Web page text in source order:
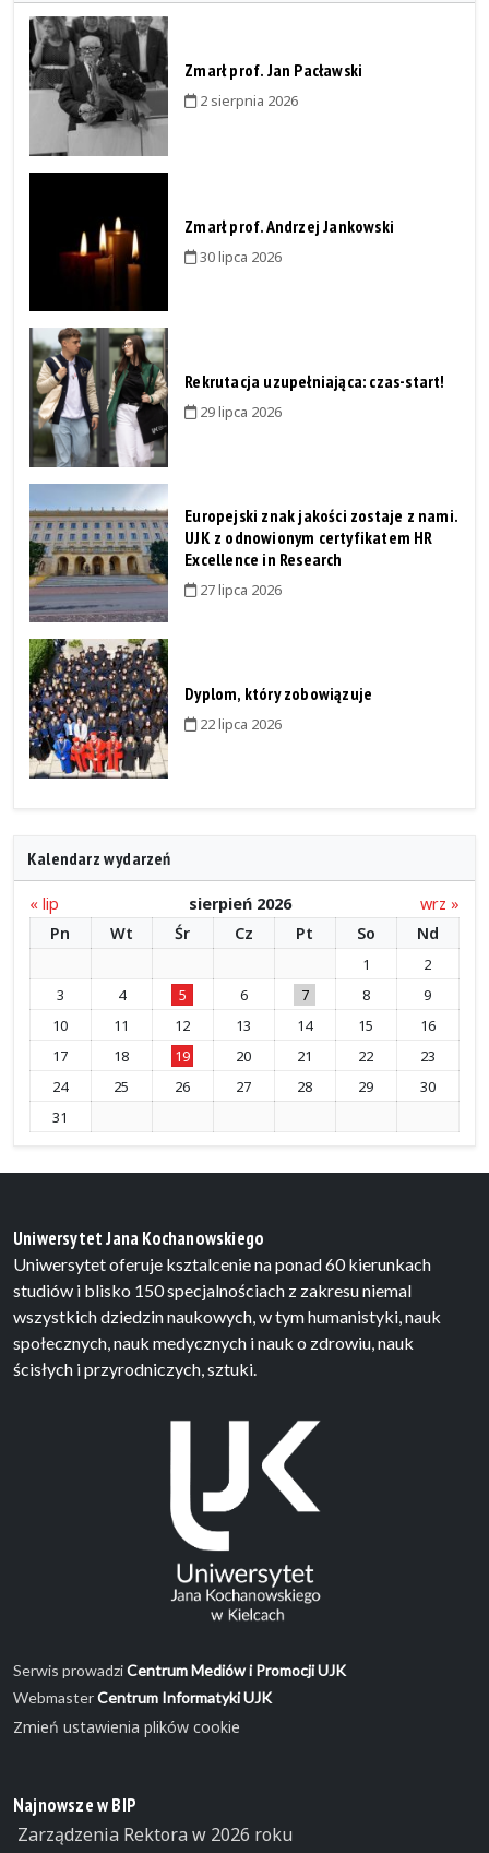
Zmarł prof. Jan Pacławski
2 sierpnia 2026
Zmarł prof. Andrzej Jankowski
30 lipca 2026
Rekrutacja uzupełniająca: czas-start!
29 lipca 2026
Europejski znak jakości zostaje z nami.
UJK z odnowionym certyfikatem HR
Excellence in Research
27 lipca 2026
Dyplom, który zobowiązuje
22 lipca 2026
Kalendarz wydarzeń
« lip sierpień 2026
wrz »
Pn
Wt Śr Cz Pt So Nd
1
2
3
4 5 6 7 8
9
10
11 12 13 14 15
16
17
18 19 20 21 22
23
24
25 26 27 28 29
30
31
Uniwersytet Jana Kochanowskiego
Uniwersytet oferuje ksztalcenie na ponad 60 kierunkach
studiów i blisko 150 specjalnościach z zakresu niemal
wszystkich dziedzin naukowych, w tym humanistyki, nauk
społecznych, nauk medycznych i nauk o zdrowiu, nauk
ścisłych i przyrodniczych, sztuki.
Serwis prowadziCentrum Mediów i Promocji UJK
WebmasterCentrum Informatyki UJK
Zmień ustawienia plików cookie
Najnowsze w BIP
Zarządzenia Rektora w 2026 roku